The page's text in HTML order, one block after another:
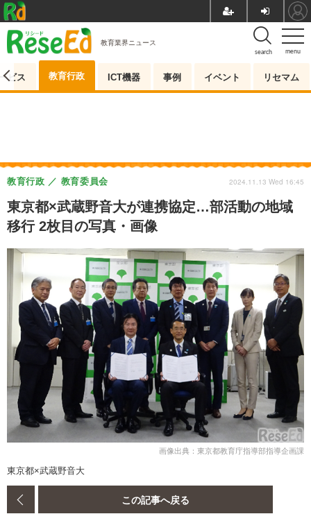
menu
search
教育業界ニュース
ビス 教育行政 ICT機器 事例 イベント リセマム
東京都×武蔵野音大が連携協定…部活動の地域
移行 2枚目の写真・画像
教育行政 教育委員会 2024.11.13 Wed 16:45
画像出典：東京都教育庁指導部指導企画課
東京都×武蔵野音大
この記事へ戻る